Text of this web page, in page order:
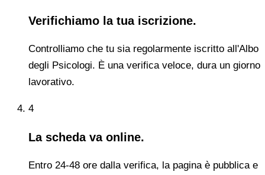
Verifichiamo la tua iscrizione.
Controlliamo che tu sia regolarmente iscritto all'Albo
degli Psicologi. È una verifica veloce, dura un giorno
lavorativo.
4
La scheda va online.
Entro 24-48 ore dalla verifica, la pagina è pubblica e